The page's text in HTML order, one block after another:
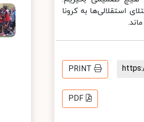
استقلالی‌ها به کرونا
PRINT
PDF